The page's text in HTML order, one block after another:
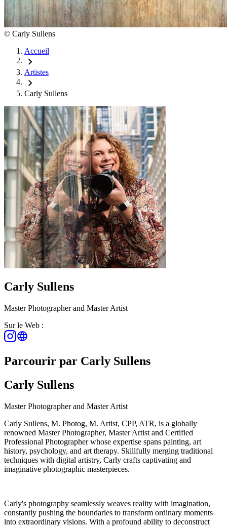
© Carly Sullens
Accueil
chevron_right
Artistes
chevron_right
Carly Sullens
Carly Sullens
Master Photographer and Master Artist
Sur le Web :
Parcourir par Carly Sullens
Carly Sullens
Master Photographer and Master Artist
Carly Sullens, M. Photog, M. Artist, CPP, ATR, is a globally
renowned Master Photographer, Master Artist and Certified
Professional Photographer whose expertise spans painting, art
history, psychology, and art therapy. Skillfully merging traditional
techniques with digital artistry, Carly crafts captivating and
imaginative photographic masterpieces.
Carly's photography seamlessly weaves reality with imagination,
constantly pushing the boundaries to transform ordinary moments
into extraordinary visions. With a profound ability to deconstruct